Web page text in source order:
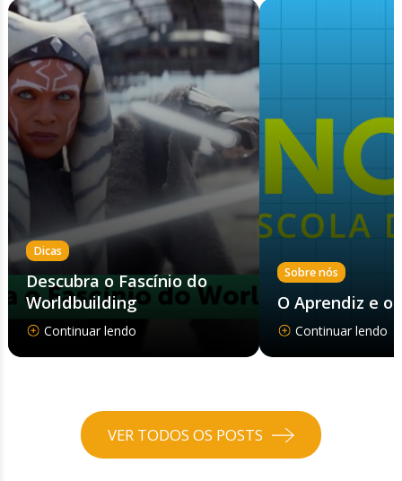
Dicas
Descubra o Fascínio do
Worldbuilding
Continuar lendo
Sobre nós
O Aprendiz e o
Continuar lendo
VER TODOS OS POSTS